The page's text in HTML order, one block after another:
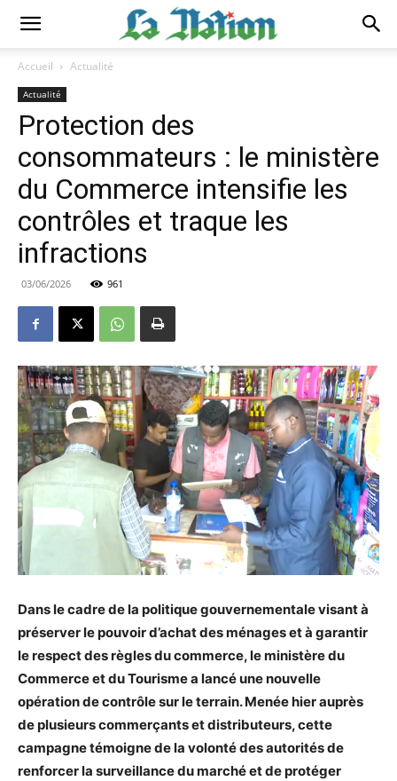
Accueil Actualité
Actualité
Protection des
consommateurs : le ministère
du Commerce intensifie les
contrôles et traque les
infractions
03/06/2026 961
Dans le cadre de la politique gouvernementale visant à
préserver le pouvoir d’achat des ménages et à garantir
le respect des règles du commerce, le ministère du
Commerce et du Tourisme a lancé une nouvelle
opération de contrôle sur le terrain. Menée hier auprès
de plusieurs commerçants et distributeurs, cette
campagne témoigne de la volonté des autorités de
renforcer la surveillance du marché et de protéger